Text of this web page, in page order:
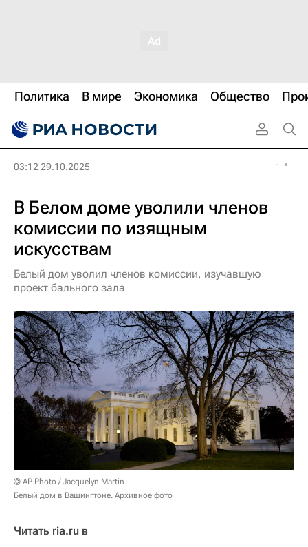
Политика В мире Экономика Общество
03:12 29.10.2025
В Белом доме уволили членов
комиссии по изящным
искусствам
Белый дом уволил членов комиссии, изучавшую
проект бального зала
© AP Photo / Jacquelyn Martin
Белый дом в Вашингтоне. Архивное фото
Читать ria.ru в